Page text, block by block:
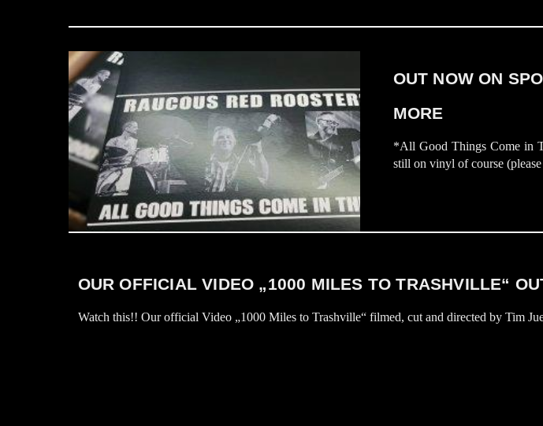
OUT NOW ON
MORE
*All Good Things Come in
still on vinyl of course
OUR OFFICIAL VIDEO „1000 MILES TO TRASHVILLE“
Watch this!! Our official Video „1000 Miles to Trashville“ filmed, cut and directed by Tim